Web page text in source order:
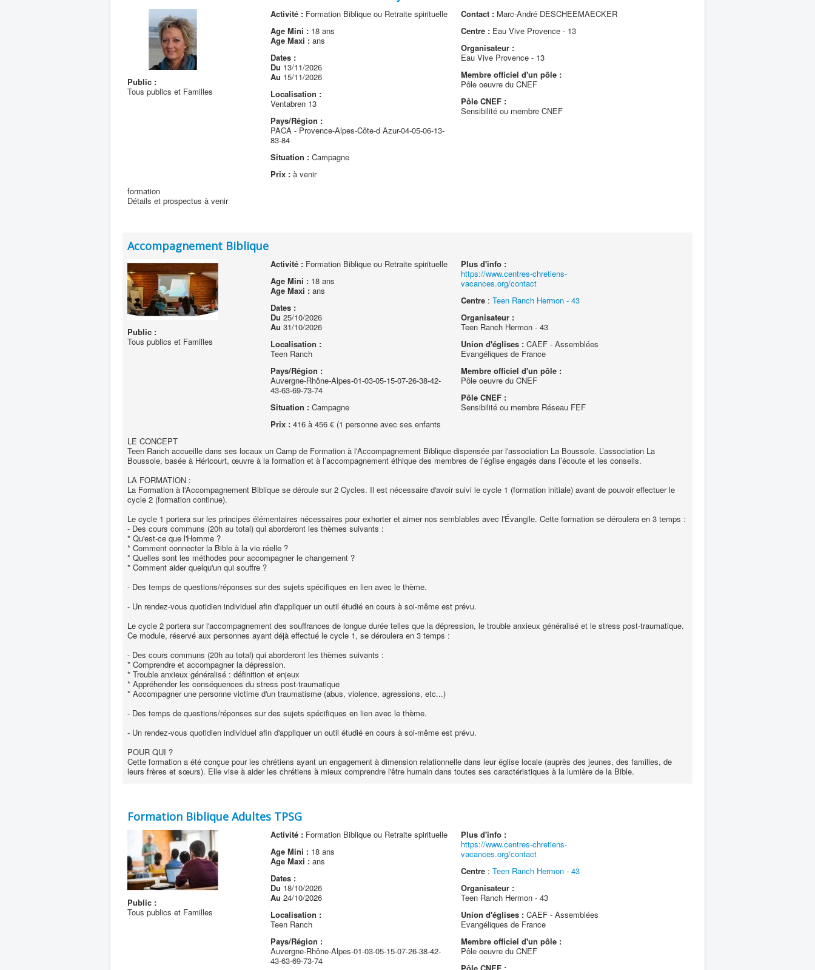
Public :
Tous publics et Familles
Activité :Formation Biblique ou Retraite spirituelle
Age Mini :18 ans
Age Maxi :ans
Dates :
Du 13/11/2026
Au 15/11/2026
Localisation :
Ventabren 13
Pays/Région :
PACA - Provence-Alpes-Côte-d Azur-04-05-06-13-
83-84
Situation :Campagne
Prix :à venir
Contact : Marc-André DESCHEEMAECKER
Centre : Eau Vive Provence - 13
Organisateur :
Eau Vive Provence - 13
Membre officiel d'un pôle :
Pôle oeuvre du CNEF
Pôle CNEF :
Sensibilité ou membre CNEF
formation
Détails et prospectus à venir
Accompagnement Biblique
Public :
Tous publics et Familles
Activité :Formation Biblique ou Retraite spirituelle
Age Mini :18 ans
Age Maxi :ans
Dates :
Du 25/10/2026
Au 31/10/2026
Localisation :
Teen Ranch
Pays/Région :
Auvergne-Rhône-Alpes-01-03-05-15-07-26-38-42-
43-63-69-73-74
Situation :Campagne
Prix :416 à 456 € (1 personne avec ses enfants
Plus d'info :
https://www.centres-chretiens-
vacances.org/contact
Centre :Teen Ranch Hermon - 43
Organisateur :
Teen Ranch Hermon - 43
Union d'églises : CAEF - Assemblées
Evangéliques de France
Membre officiel d'un pôle :
Pôle oeuvre du CNEF
Pôle CNEF :
Sensibilité ou membre Réseau FEF
LE CONCEPT
Teen Ranch accueille dans ses locaux un Camp de Formation à l'Accompagnement Biblique dispensée par l'association La Boussole. L’association La
Boussole, basée à Héricourt, œuvre à la formation et à l’accompagnement éthique des membres de l’église engagés dans l’écoute et les conseils.
LA FORMATION :
La Formation à l'Accompagnement Biblique se déroule sur 2 Cycles. Il est nécessaire d'avoir suivi le cycle 1 (formation initiale) avant de pouvoir effectuer le
cycle 2 (formation continue).
Le cycle 1 portera sur les principes élémentaires nécessaires pour exhorter et aimer nos semblables avec l'Évangile. Cette formation se déroulera en 3 temps :
- Des cours communs (20h au total) qui aborderont les thèmes suivants :
* Qu'est-ce que l'Homme ?
* Comment connecter la Bible à la vie réelle ?
* Quelles sont les méthodes pour accompagner le changement ?
* Comment aider quelqu'un qui souffre ?
- Des temps de questions/réponses sur des sujets spécifiques en lien avec le thème.
- Un rendez-vous quotidien individuel afin d'appliquer un outil étudié en cours à soi-même ​est prévu.
Le cycle 2 portera sur l'accompagnement des souffrances de longue durée telles que la dépression, le trouble anxieux généralisé et le stress post-traumatique.
Ce module, réservé aux personnes ayant déjà effectué le cycle 1, se déroulera en 3 temps :
- Des cours communs (20h au total) qui aborderont les thèmes suivants :
* Comprendre et accompagner la dépression.
* Trouble anxieux généralisé : définition et enjeux
* Appréhender les conséquences du stress post-traumatique
* Accompagner une personne victime d'un traumatisme (abus, violence, agressions, etc...)
- Des temps de questions/réponses sur des sujets spécifiques en lien avec le thème.
- Un rendez-vous quotidien individuel afin d'appliquer un outil étudié en cours à soi-même est prévu.
POUR QUI ?
Cette formation a été conçue pour les chrétiens ayant un engagement à dimension relationnelle dans leur église locale (auprès des jeunes, des familles, de
leurs frères et sœurs). Elle vise à aider les chrétiens à mieux comprendre l'être humain dans toutes ses caractéristiques à la lumière de la Bible.
Formation Biblique Adultes TPSG
Public :
Tous publics et Familles
Activité :Formation Biblique ou Retraite spirituelle
Age Mini :18 ans
Age Maxi :ans
Dates :
Du 18/10/2026
Au 24/10/2026
Localisation :
Teen Ranch
Pays/Région :
Auvergne-Rhône-Alpes-01-03-05-15-07-26-38-42-
43-63-69-73-74
Plus d'info :
https://www.centres-chretiens-
vacances.org/contact
Centre :Teen Ranch Hermon - 43
Organisateur :
Teen Ranch Hermon - 43
Union d'églises : CAEF - Assemblées
Evangéliques de France
Membre officiel d'un pôle :
Pôle oeuvre du CNEF